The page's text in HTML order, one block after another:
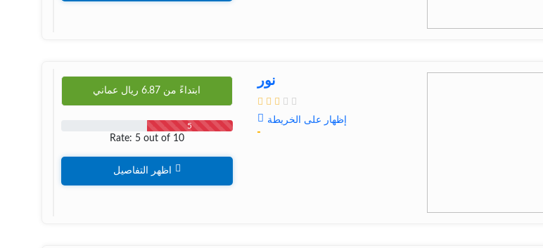
نور
إظهار على الخريطة
ابتداءً من 6.87 ريال عماني
5
Rate: 5 out of 10
اظهر التفاصيل